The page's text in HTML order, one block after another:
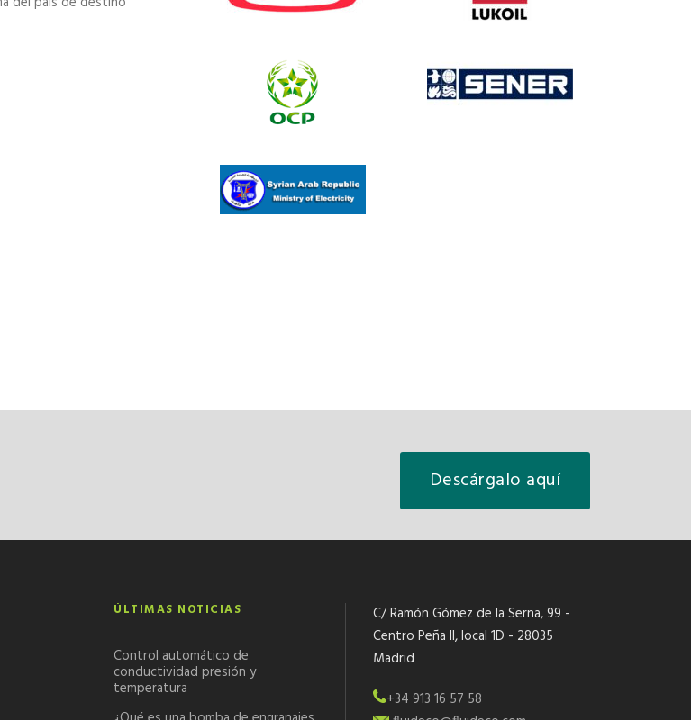
Descárgalo aquí
ÚLTIMAS NOTICIAS
Control automático de
conductividad presión y
temperatura
C/ Ramón Gómez de la Serna, 99 -
Centro Peña II, local 1D - 28035
Madrid
+34 913 16 57 58